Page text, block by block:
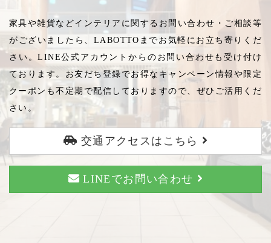
家具や雑貨などインテリアに関するお問い合わせ・ご相談等
がございましたら、LABOTTOまでお気軽にお立ち寄りくだ
さい。LINE公式アカウントからのお問い合わせも受け付け
ております。お友だち登録でお得なキャンペーン情報や限定
クーポンも不定期で配信しておりますので、ぜひご活用くだ
さい。
交通アクセスはこちら
LINEでお問い合わせ